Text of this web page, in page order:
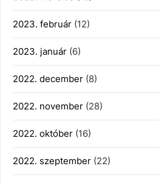
2023. február (12)
2023. január (6)
2022. december (8)
2022. november (28)
2022. október (16)
2022. szeptember (22)